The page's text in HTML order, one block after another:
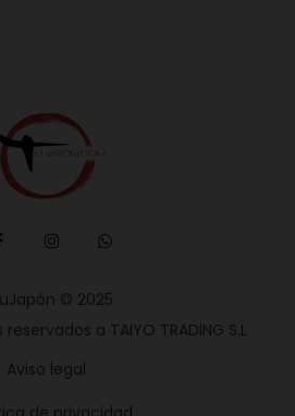
© 2025
a TAIYO TRADING S.L
Aviso legal